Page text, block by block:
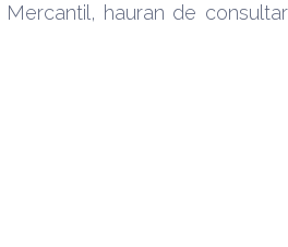
hauran de